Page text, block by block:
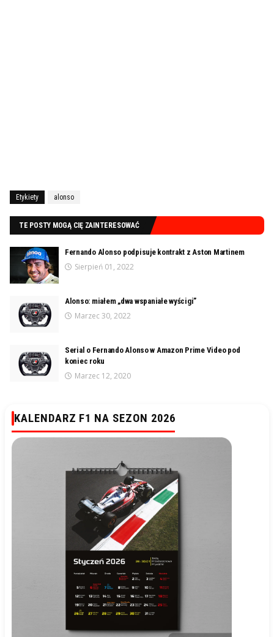
Etykiety alonso
TE POSTY MOGĄ CIĘ ZAINTERESOWAĆ
Fernando Alonso podpisuje kontrakt z Aston Martinem
Sierpień 01, 2022
Alonso: miałem „dwa wspaniałe wyścigi”
Marzec 30, 2022
Serial o Fernando Alonso w Amazon Prime Video pod
koniec roku
Marzec 12, 2020
KALENDARZ F1 NA SEZON 2026